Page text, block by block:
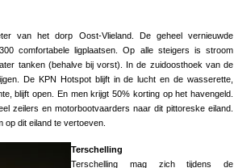
van het dorp Oost-Vlieland. De geheel vernieuwde
comfortabele ligplaatsen. Op alle steigers is stroom
tanken (behalve bij vorst). In de zuidoosthoek van de
De KPN Hotspot blijft in de lucht en de wasserette,
blijft open. En men krijgt 50% korting op het havengeld.
zeilers en motorbootvaarders naar dit pittoreske eiland.
op dit eiland te vertoeven.
Terschelling
Terschelling mag zich tijdens de